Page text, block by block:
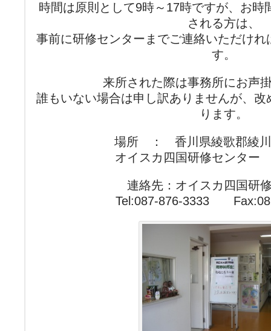
時間は原則として9時～17時ですが、お時
される方は、
事前に研修センターまでご連絡いただけ
す。
来所された際は事務所にお声
誰もいない場合は申し訳ありませんが、
ります。
場所 ： 香川県綾歌郡綾川
オイスカ四国研修センター
連絡先：オイスカ四国研
Tel:087-876-3333